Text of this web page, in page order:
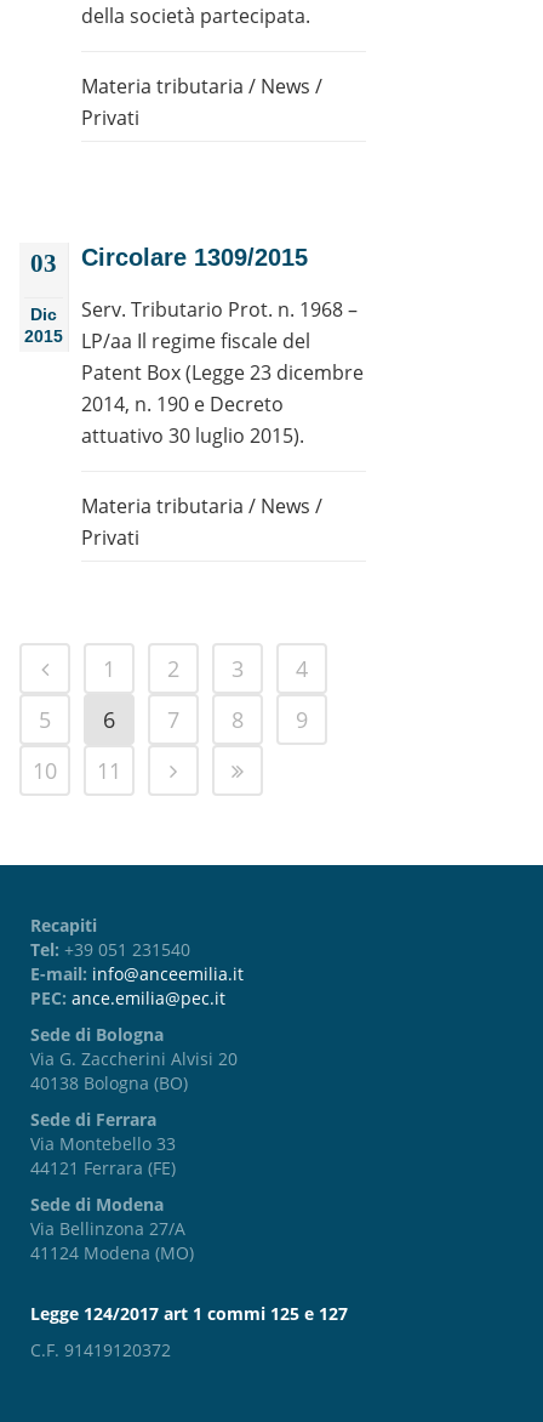
della società partecipata.
Materia tributaria / News /
Privati
03
Dic
2015
Circolare 1309/2015
Serv. Tributario Prot. n. 1968 –
LP/aa Il regime fiscale del
Patent Box (Legge 23 dicembre
2014, n. 190 e Decreto
attuativo 30 luglio 2015).
Materia tributaria / News /
Privati
1 2 3
4
5
6 7 8
9
10
11
Recapiti
Tel: +39 051 231540
E-mail: info@anceemilia.it
PEC: ance.emilia@pec.it
Sede di Bologna
Via G. Zaccherini Alvisi 20
40138 Bologna (BO)
Sede di Ferrara
Via Montebello 33
44121 Ferrara (FE)
Sede di Modena
Via Bellinzona 27/A
41124 Modena (MO)
Legge 124/2017 art 1 commi 125 e 127
C.F. 91419120372